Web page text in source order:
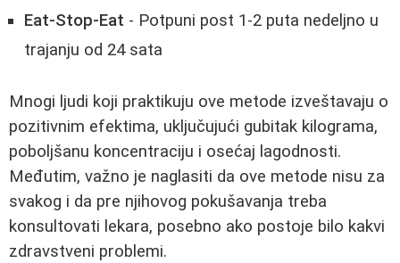
Eat-Stop-Eat - Potpuni post 1-2 puta nedeljno u
trajanju od 24 sata
Mnogi ljudi koji praktikuju ove metode izveštavaju o
pozitivnim efektima, uključujući gubitak kilograma,
poboljšanu koncentraciju i osećaj lagodnosti.
Međutim, važno je naglasiti da ove metode nisu za
svakog i da pre njihovog pokušavanja treba
konsultovati lekara, posebno ako postoje bilo kakvi
zdravstveni problemi.